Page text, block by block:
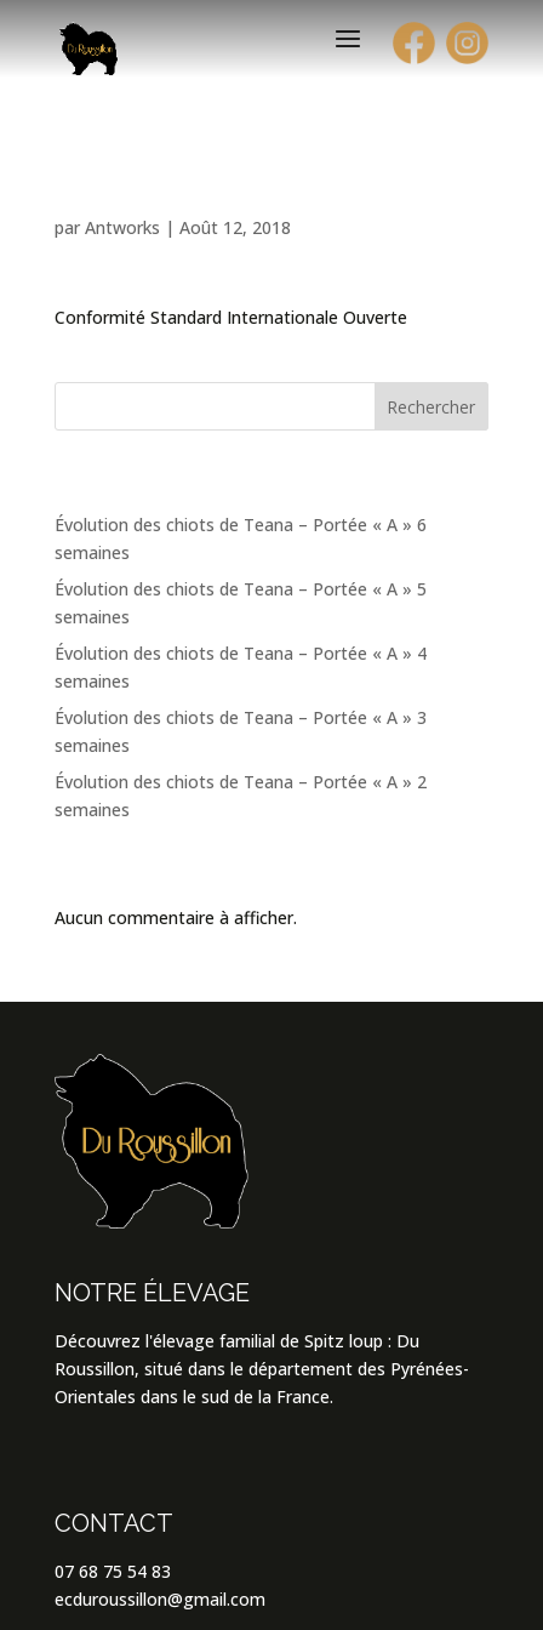
par Antworks | Août 12, 2018
Conformité Standard Internationale Ouverte
Rechercher
Évolution des chiots de Teana – Portée « A » 6
semaines
Évolution des chiots de Teana – Portée « A » 5
semaines
Évolution des chiots de Teana – Portée « A » 4
semaines
Évolution des chiots de Teana – Portée « A » 3
semaines
Évolution des chiots de Teana – Portée « A » 2
semaines
Aucun commentaire à afficher.
NOTRE ÉLEVAGE
Découvrez l'élevage familial de Spitz loup : Du
Roussillon, situé dans le département des Pyrénées-
Orientales dans le sud de la France.
CONTACT
07 68 75 54 83
ecduroussillon@gmail.com